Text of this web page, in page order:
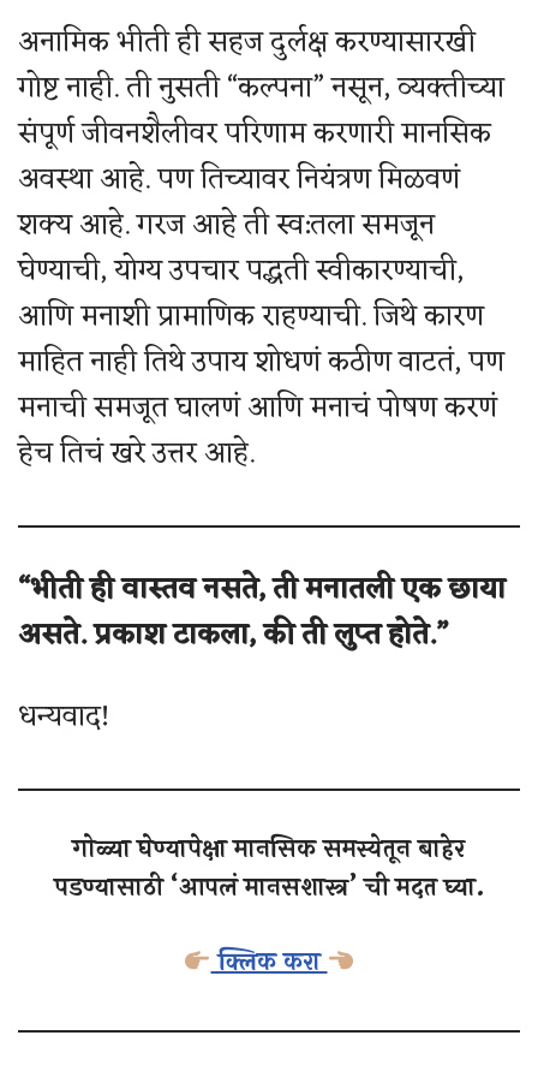
अनामिक भीती ही सहज दुर्लक्ष करण्यासारखी
गोष्ट नाही. ती नुसती “कल्पना” नसून, व्यक्तीच्या
संपूर्ण जीवनशैलीवर परिणाम करणारी मानसिक
अवस्था आहे. पण तिच्यावर नियंत्रण मिळवणं
शक्य आहे. गरज आहे ती स्व:तला समजून
घेण्याची, योग्य उपचार पद्धती स्वीकारण्याची,
आणि मनाशी प्रामाणिक राहण्याची. जिथे कारण
माहित नाही तिथे उपाय शोधणं कठीण वाटतं, पण
मनाची समजूत घालणं आणि मनाचं पोषण करणं
हेच तिचं खरे उत्तर आहे.
“भीती ही वास्तव नसते, ती मनातली एक छाया
असते. प्रकाश टाकला, की ती लुप्त होते.”
धन्यवाद!
गोळ्या घेण्यापेक्षा मानसिक समस्येतून बाहेर
पडण्यासाठी ‘आपलं मानसशास्त्र’ ची मदत घ्या.
क्लिक करा